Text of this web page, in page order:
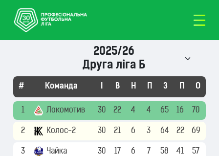
2025/26
Друга ліга Б
# Команда В Н З О
1 Локомотив 30 22 4 4 65 16 70
2 Колос-2 30 21 6 3 64 22 69
3 Чайка 30 17 6 7 58 41 57